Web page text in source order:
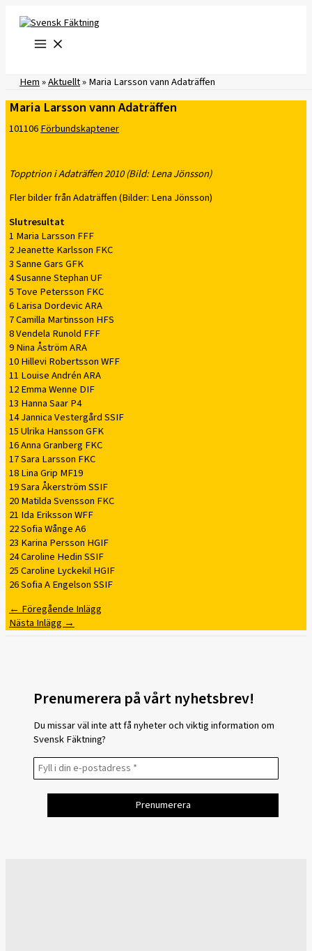
innehåll
Hem»Aktuellt»Maria Larsson vann Adaträffen
Maria Larsson vann Adaträffen
101106Förbundskaptener
Topptrion i Adaträffen 2010 (Bild: Lena Jönsson)
Fler bilder från Adaträffen (Bilder: Lena Jönsson)
Slutresultat
1 Maria Larsson FFF
2 Jeanette Karlsson FKC
3 Sanne Gars GFK
4 Susanne Stephan UF
5 Tove Petersson FKC
6 Larisa Dordevic ARA
7 Camilla Martinsson HFS
8 Vendela Runold FFF
9 Nina Åström ARA
10 Hillevi Robertsson WFF
11 Louise Andrén ARA
12 Emma Wenne DIF
13 Hanna Saar P4
14 Jannica Vestergård SSIF
15 Ulrika Hansson GFK
16 Anna Granberg FKC
17 Sara Larsson FKC
18 Lina Grip MF19
19 Sara Åkerström SSIF
20 Matilda Svensson FKC
21 Ida Eriksson WFF
22 Sofia Wånge A6
23 Karina Persson HGIF
24 Caroline Hedin SSIF
25 Caroline Lyckekil HGIF
26 Sofia A Engelson SSIF
← Föregående Inlägg
Nästa Inlägg →
Prenumerera på vårt nyhetsbrev!
Du missar väl inte att få nyheter och viktig information om
Svensk Fäktning?